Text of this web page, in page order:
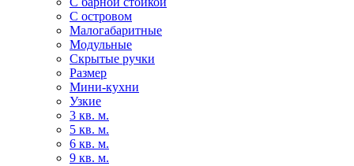
С островом
Малогабаритные
Модульные
Скрытые ручки
Размер
Мини-кухни
Узкие
3 кв. м.
5 кв. м.
6 кв. м.
9 кв. м.